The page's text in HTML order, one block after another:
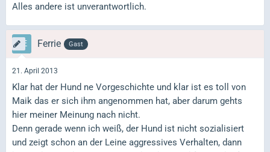
Alles andere ist unverantwortlich.
Ferrie Gast
21. April 2013
Klar hat der Hund ne Vorgeschichte und klar ist es toll von
Maik das er sich ihm angenommen hat, aber darum gehts
hier meiner Meinung nach nicht.
Denn gerade wenn ich weiß, der Hund ist nicht sozialisiert
und zeigt schon an der Leine aggressives Verhalten, dann